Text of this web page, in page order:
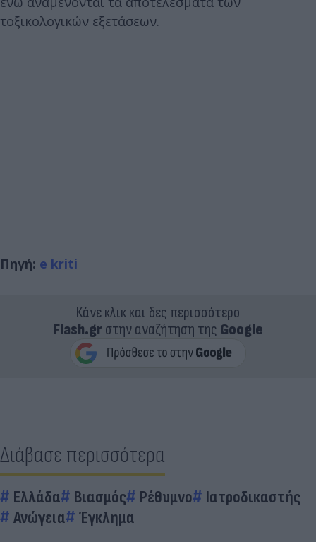
τοξικολογικών εξετάσεων.
Πηγή: e kriti
Κάνε κλικ και δες περισσότερο
Flash.grστην αναζήτηση της Google
Διάβασε περισσότερα
Ελλάδα Βιασμός Ρέθυμνο
Ιατροδικαστής
Ανώγεια
Έγκλημα